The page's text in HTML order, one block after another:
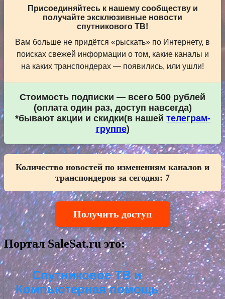
Присоединяйтесь к нашему сообществу и
получайте эксклюзивные новости
спутникового ТВ!
Вам больше не придётся «рыскать» по Интернету, в
поисках свежей информации о том, какие каналы и
на каких транспондерах — появились, или ушли!
Стоимость подписки — всего 500 рублей
(оплата один раз, доступ навсегда)
*бывают акции и скидки(в нашей телеграм-
группе)
Количество новостей по изменениям каналов и
транспондеров за сегодня: 7
Получить доступ
Портал SaleSat.ru это:
Спутниковое ТВ и
Компьютерная помощь